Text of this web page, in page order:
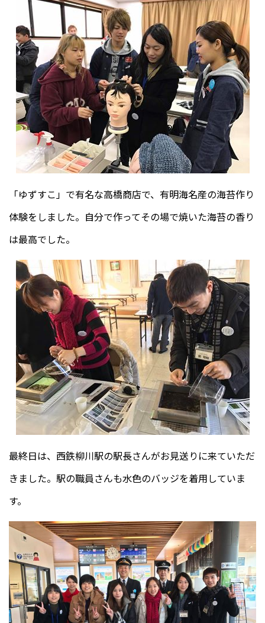
「ゆずすこ」で有名な高橋商店で、有明海名産の海苔作り
体験をしました。自分で作ってその場で焼いた海苔の香り
は最高でした。
最終日は、西鉄柳川駅の駅長さんがお見送りに来ていただ
きました。駅の職員さんも水色のバッジを着用していま
す。